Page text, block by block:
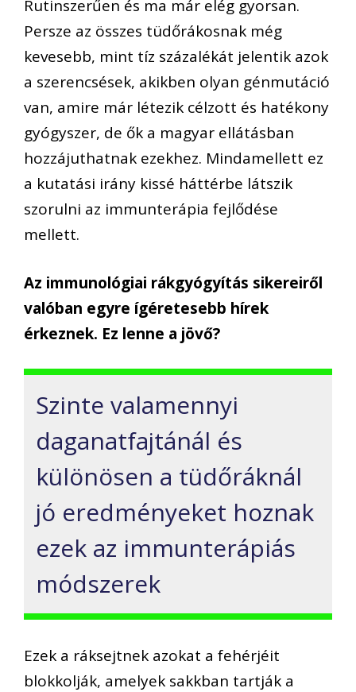
Rutinszerűen és ma már elég gyorsan.
Persze az összes tüdőrákosnak még
kevesebb, mint tíz százalékát jelentik azok
a szerencsések, akikben olyan génmutáció
van, amire már létezik célzott és hatékony
gyógyszer, de ők a magyar ellátásban
hozzájuthatnak ezekhez. Mindamellett ez
a kutatási irány kissé háttérbe látszik
szorulni az immunterápia fejlődése
mellett.
Az immunológiai rákgyógyítás sikereiről
valóban egyre ígéretesebb hírek
érkeznek. Ez lenne a jövő?
Szinte valamennyi
daganatfajtánál és
különösen a tüdőráknál
jó eredményeket hoznak
ezek az immunterápiás
módszerek
Ezek a ráksejtnek azokat a fehérjéit
blokkolják, amelyek sakkban tartják a